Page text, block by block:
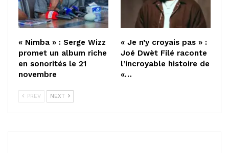
« Nimba » : Serge Wizz
promet un album riche
en sonorités le 21
novembre
« Je n’y croyais pas » :
Joé Dwèt Filé raconte
l’incroyable histoire de
«…
PREV NEXT